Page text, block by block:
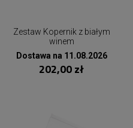
Zestaw Kopernik z białym
winem
Dostawa na 11.08.2026
202,00 zł